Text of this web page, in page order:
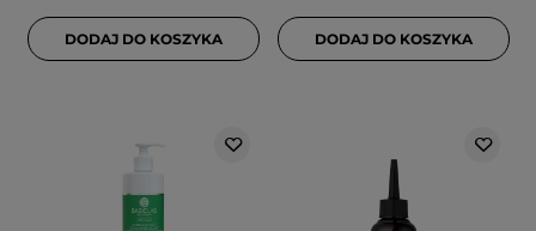
DODAJ DO KOSZYKA DODAJ DO KOSZYKA